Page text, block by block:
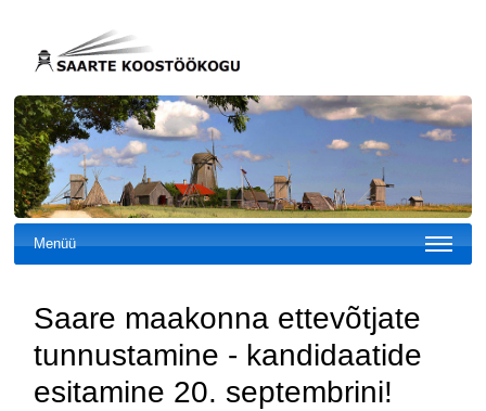
Menüü
Saare maakonna ettevõtjate
tunnustamine - kandidaatide
esitamine 20. septembrini!